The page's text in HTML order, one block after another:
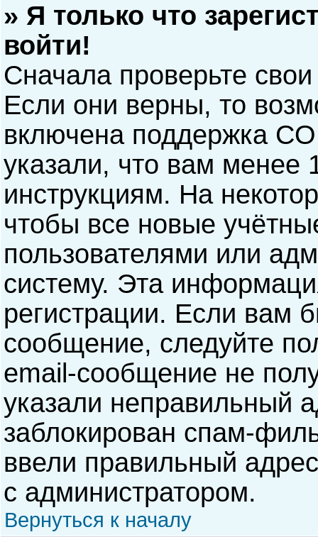
» Я только что
войти!
Сначала проверьте
Если они верны, то
включена поддержка
указали, что вам менее
инструкциям. На
чтобы все новые
пользователями или
систему. Эта
регистрации. Если вам
сообщение, следуйте
email-сообщение не
указали неправильный
заблокирован спам-
ввели правильный
с администратором.
Вернуться к началу